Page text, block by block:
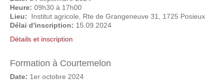
Heure: 09h30 à 17h00
Lieu:
Institut agricole, Rte de Grangeneuve 31, 1725 Posieux
Délai d'inscription: 15.09.2024
Détails et inscription
Formation à Courtemelon
Date: 1er octobre 2024